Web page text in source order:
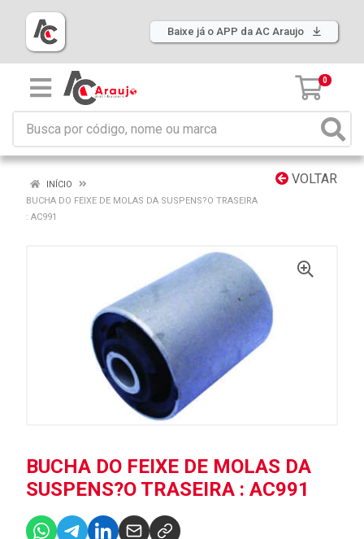
Baixe já o APP da AC Araujo
0
VOLTAR
INÍCIO
BUCHA DO FEIXE DE MOLAS DA SUSPENS?O TRASEIRA
: AC991
BUCHA DO FEIXE DE MOLAS DA
SUSPENS?O TRASEIRA : AC991